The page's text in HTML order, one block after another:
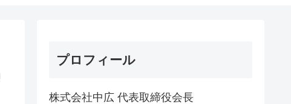
プロフィール
株式会社中広 代表取締役会長